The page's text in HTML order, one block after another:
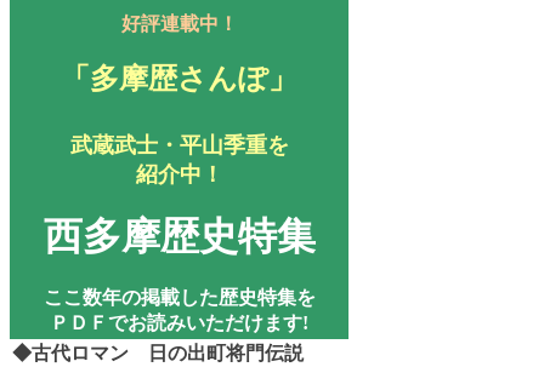
好評連載中！
「多摩歴さんぽ」
武蔵武士・平山季重を
紹介中！
西多摩歴史特集
ここ数年の掲載した歴史特集を
ＰＤＦでお読みいただけます!
◆古代ロマン 日の出町将門伝説